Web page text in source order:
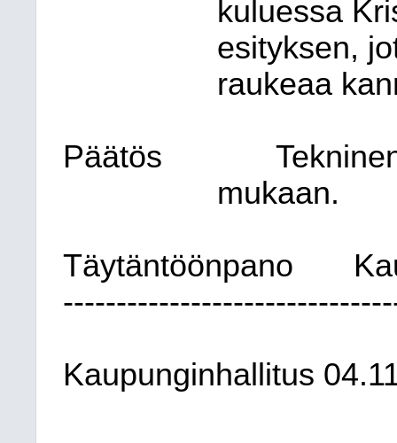
kuluessa
esityksen,
raukeaa
Päätös
mukaan.
Täytäntöönpano
Kaupunginhallitus